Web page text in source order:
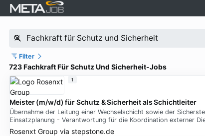
Filter
723 Fachkraft Für Schutz Und Sicherheit-Jobs
Meister (m/w/d) für Schutz & Sicherheit als Schichtleiter
Übernahme der Leitung einer Wechselschicht sowie der
Einsatzplanung - Verantwortung für die Koordination externer
Rosenxt Group via stepstone.de
1